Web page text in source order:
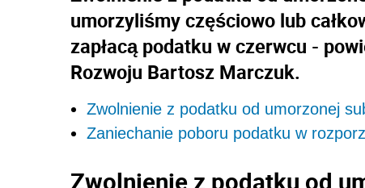
umorzyliśmy częściowo lub
zapłacą podatku w czerwcu -
Rozwoju Bartosz Marczuk.
Zwolnienie z podatku od umorzonej
Zaniechanie poboru podatku w
Zwolnienie z podatku od